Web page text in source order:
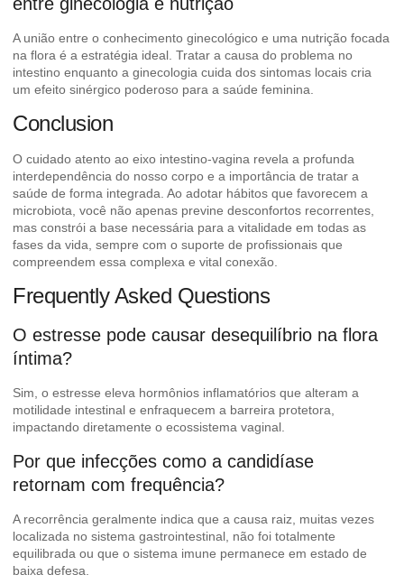
A união entre o conhecimento ginecológico e uma nutrição focada
na flora é a estratégia ideal. Tratar a causa do problema no
intestino enquanto a ginecologia cuida dos sintomas locais cria
um efeito sinérgico poderoso para a saúde feminina.
Conclusion
O cuidado atento ao eixo intestino-vagina revela a profunda
interdependência do nosso corpo e a importância de tratar a
saúde de forma integrada. Ao adotar hábitos que favorecem a
microbiota, você não apenas previne desconfortos recorrentes,
mas constrói a base necessária para a vitalidade em todas as
fases da vida, sempre com o suporte de profissionais que
compreendem essa complexa e vital conexão.
Frequently Asked Questions
O estresse pode causar desequilíbrio na flora
íntima?
Sim, o estresse eleva hormônios inflamatórios que alteram a
motilidade intestinal e enfraquecem a barreira protetora,
impactando diretamente o ecossistema vaginal.
Por que infecções como a candidíase
retornam com frequência?
A recorrência geralmente indica que a causa raiz, muitas vezes
localizada no sistema gastrointestinal, não foi totalmente
equilibrada ou que o sistema imune permanece em estado de
baixa defesa.